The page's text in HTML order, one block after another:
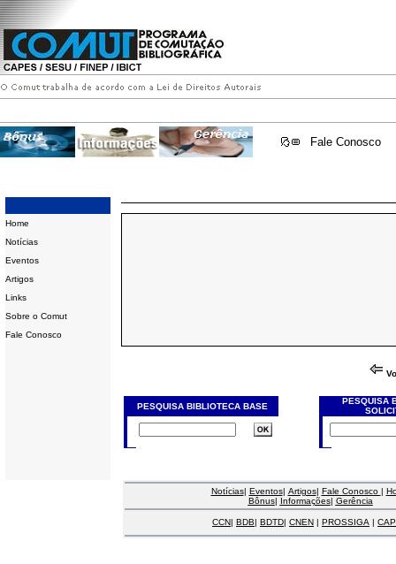
Fale Conosco
Home
Notícias
Eventos
Artigos
Links
Sobre o Comut
Fale Conosco
PESQUISA BIBLIOTECA BASE
PESQUISA
Notícias| Eventos| Artigos| Fale Conosco |
Bônus| Informações| Gerência
CCN| BDB| BDTD| CNEN | PROSSIGA |